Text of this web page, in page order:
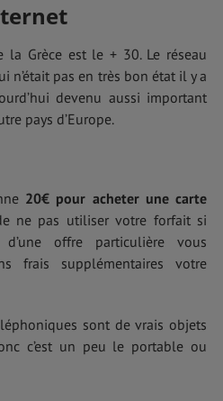
la Grèce est le + 30. Le réseau
n’était pas en très bon état il y a
devenu aussi important
pays d’Europe.
20€ pour acheter une carte
ne pas utiliser votre forfait si
offre particulière vous
frais supplémentaires votre
sont de vrais objets
c’est un peu le portable ou